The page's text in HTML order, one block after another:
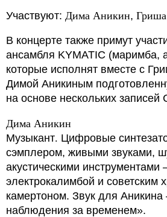
Участвуют: Дима Аникин,
В концерте также примут
ансамбля KYMATIC (маримба,
которые исполнят вместе с
Димой Аникиным
на основе нескольких записей
Дима Аникин
Музыкант. Цифровые
сэмплером, живыми звуками,
акустическими инструментами
электрокалимбой и советским
камертоном. Звук для
наблюдения за временем».